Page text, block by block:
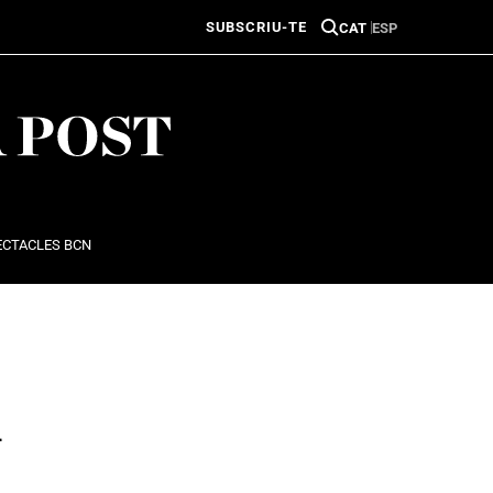
SUBSCRIU-TE CAT ESP
BCN